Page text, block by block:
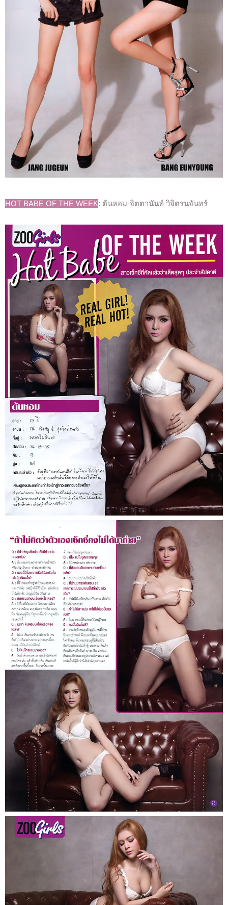
HOT BABE OF THE WEEK: ต้นหอม-จิตตานันท์ วิจิตรนจันทร์